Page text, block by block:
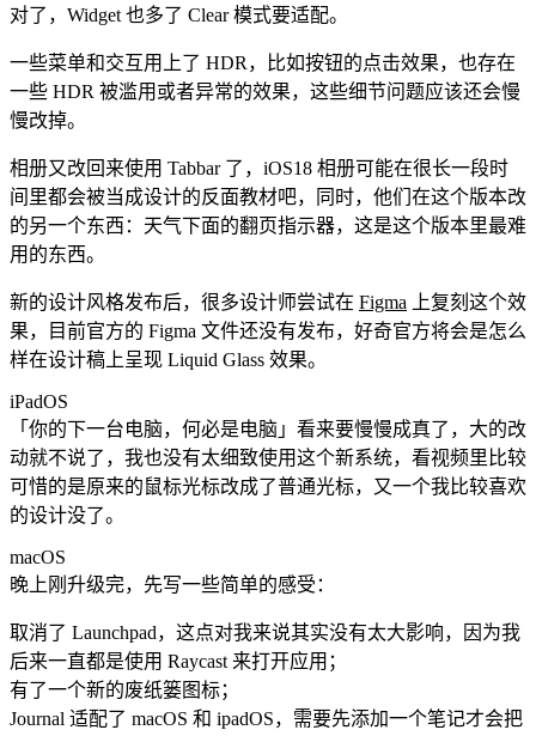
对了，Widget 也多了 Clear 模式要适配。
一些菜单和交互用上了 HDR，比如按钮的点击效果，也存在
一些 HDR 被滥用或者异常的效果，这些细节问题应该还会慢
慢改掉。
相册又改回来使用 Tabbar 了，iOS18 相册可能在很长一段时
间里都会被当成设计的反面教材吧，同时，他们在这个版本改
的另一个东西：天气下面的翻页指示器，这是这个版本里最难
用的东西。
新的设计风格发布后，很多设计师尝试在 Figma 上复刻这个效
果，目前官方的 Figma 文件还没有发布，好奇官方将会是怎么
样在设计稿上呈现 Liquid Glass 效果。
iPadOS
「你的下一台电脑，何必是电脑」看来要慢慢成真了，大的改
动就不说了，我也没有太细致使用这个新系统，看视频里比较
可惜的是原来的鼠标光标改成了普通光标，又一个我比较喜欢
的设计没了。
macOS
晚上刚升级完，先写一些简单的感受：
取消了 Launchpad，这点对我来说其实没有太大影响，因为我
后来一直都是使用 Raycast 来打开应用；
有了一个新的废纸篓图标；
Journal 适配了 macOS 和 ipadOS，需要先添加一个笔记才会把